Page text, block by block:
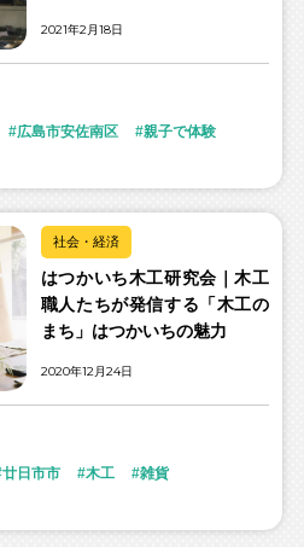
2021年2月18日
広島市安佐南区 親子で体験
社会・経済
はつかいち木工研究会｜木工
職人たちが発信する「木工の
まち」はつかいちの魅力
2020年12月24日
廿日市市 木工 雑貨